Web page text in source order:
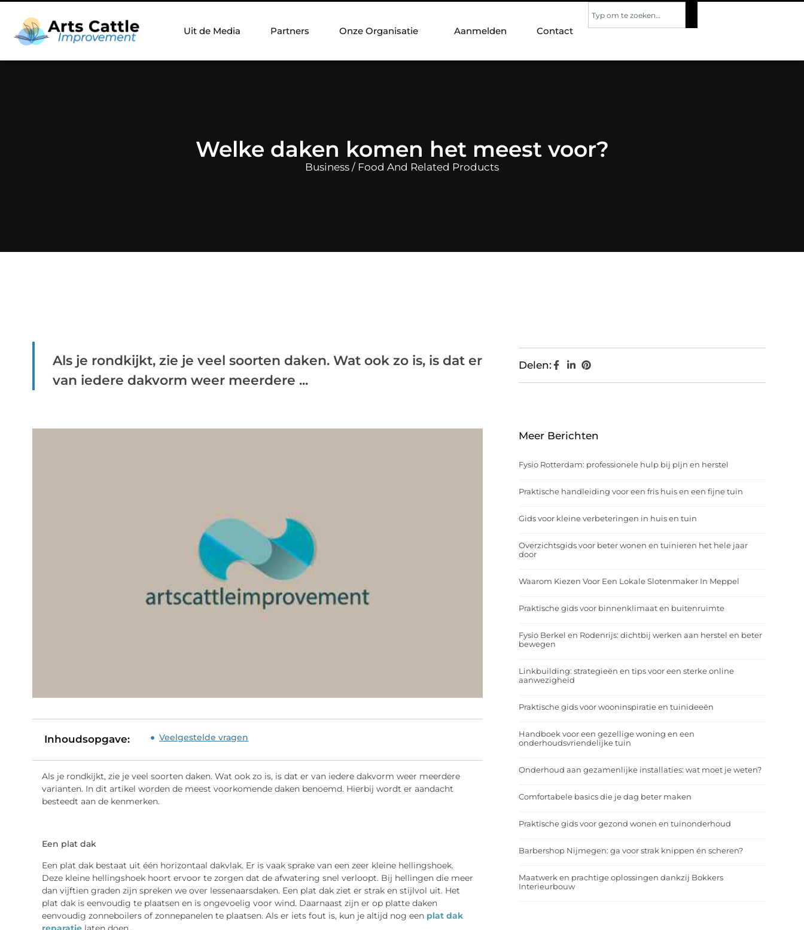
Uit de Media Partners Onze Organisatie Aanmelden Contact
Welke daken komen het meest voor?
Business / Food And Related Products
Als je rondkijkt, zie je veel soorten daken. Wat ook zo is, is dat er
van iedere dakvorm weer meerdere ...
Inhoudsopgave: Veelgestelde vragen
Als je rondkijkt, zie je veel soorten daken. Wat ook zo is, is dat er van iedere dakvorm weer meerdere
varianten. In dit artikel worden de meest voorkomende daken benoemd. Hierbij wordt er aandacht
besteedt aan de kenmerken.
Een plat dak
Een plat dak bestaat uit één horizontaal dakvlak. Er is vaak sprake van een zeer kleine hellingshoek.
Deze kleine hellingshoek hoort ervoor te zorgen dat de afwatering snel verloopt. Bij hellingen die meer
dan vijftien graden zijn spreken we over lessenaarsdaken. Een plat dak ziet er strak en stijlvol uit. Het
plat dak is eenvoudig te plaatsen en is ongevoelig voor wind. Daarnaast zijn er op platte daken
eenvoudig zonneboilers of zonnepanelen te plaatsen. Als er iets fout is, kun je altijd nog een plat dak
Delen:
Meer Berichten
Fysio Rotterdam: professionele hulp bij pijn en herstel
Praktische handleiding voor een fris huis en een fijne tuin
Gids voor kleine verbeteringen in huis en tuin
Overzichtsgids voor beter wonen en tuinieren het hele jaar
door
Waarom Kiezen Voor Een Lokale Slotenmaker In Meppel
Praktische gids voor binnenklimaat en buitenruimte
Fysio Berkel en Rodenrijs: dichtbij werken aan herstel en beter
bewegen
Linkbuilding: strategieën en tips voor een sterke online
aanwezigheid
Praktische gids voor wooninspiratie en tuinideeën
Handboek voor een gezellige woning en een
onderhoudsvriendelijke tuin
Onderhoud aan gezamenlijke installaties: wat moet je weten?
Comfortabele basics die je dag beter maken
Praktische gids voor gezond wonen en tuinonderhoud
Barbershop Nijmegen: ga voor strak knippen én scheren?
Maatwerk en prachtige oplossingen dankzij Bokkers
Interieurbouw